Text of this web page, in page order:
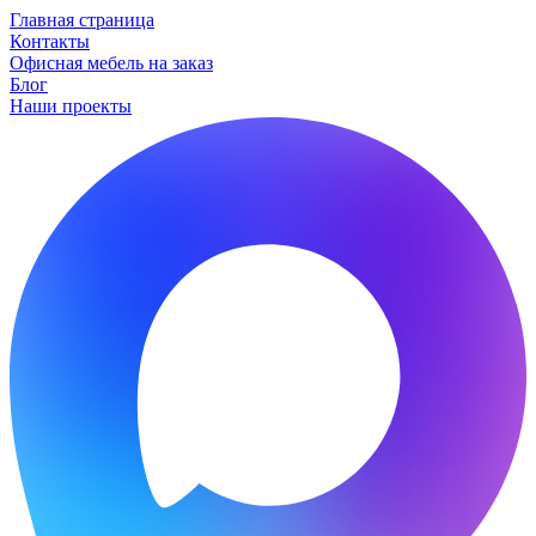
Главная страница
Контакты
Офисная мебель на заказ
Блог
Наши проекты